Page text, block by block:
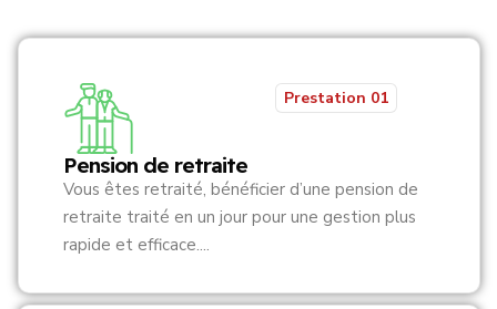
Pension de retraite
Prestation 01
Vous êtes retraité, bénéficier d’une pension de
retraite traité en un jour pour une gestion plus
rapide et efficace....